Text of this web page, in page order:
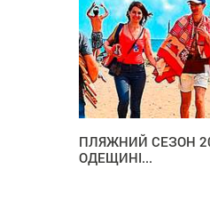
ПЛЯЖНИЙ СЕЗОН
ОДЕЩИНІ...